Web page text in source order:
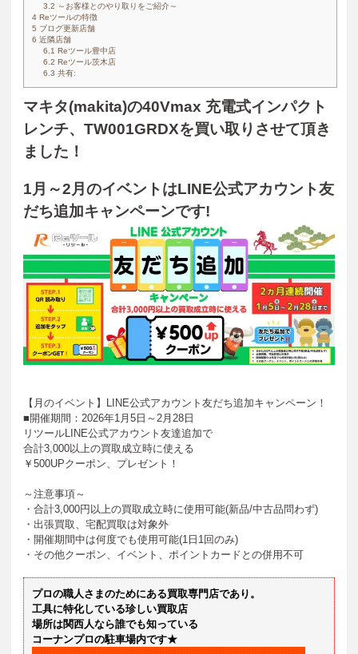
3.2 ～お客様とのやり取りをご紹介～
4Reツールの特徴
5 ブログ更新店舗
6 近隣店舗
6.1 Reツール豊中店
6.2 Reツール茨木店
6.3 共有:
マキタ(makita)の40Vmax 充電式インパクト
レンチ、TW001GRDXを買い取りさせて頂き
ました！
1月～2月のイベントはLINE公式アカウント友
だち追加キャンペーンです!
【月のイベント】LINE公式アカウント友だち追加キャンペーン！
■開催期間：2026年1月5日～2月28日
リツールLINE公式アカウント友達追加で
合計3,000以上の買取成立時に使える
￥500UPクーポン、プレゼント！
～注意事項～
・合計3,000円以上の買取成立時に使用可能(新品/中古品問わず)
・出張買取、宅配買取は対象外
・開催期間中は何度でも使用可能(1日1回のみ)
・その他クーポン、イベント、ポイントカードとの併用不可
プロの職人さまのためにある買取専門店であり。
工具に特化している珍しい買取店
場所は関西人なら誰でも知っている
コーナンプロの駐車場内です★